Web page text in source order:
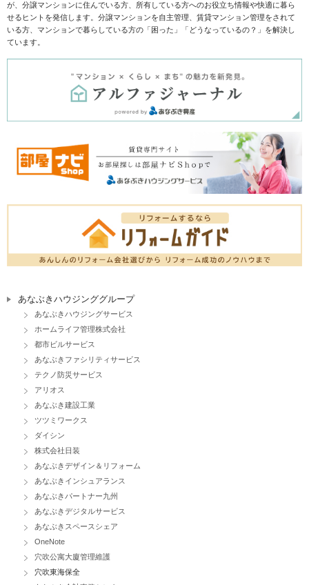
が、分譲マンションに住んでいる方、所有している方へのお役立ち情報や快適に暮ら
せるヒントを発信します。分譲マンションを自主管理、賃貸マンション管理をされて
いる方、マンションで暮らしている方の「困った」「どうなっているの？」を解決し
ています。
あなぶきハウジンググループ
あなぶきハウジングサービス
ホームライフ管理株式会社
都市ビルサービス
あなぶきファシリティサービス
テクノ防災サービス
アリオス
あなぶき建設工業
ツツミワークス
ダイシン
株式会社日装
あなぶきデザイン＆リフォーム
あなぶきインシュアランス
あなぶきパートナー九州
あなぶきデジタルサービス
あなぶきスペースシェア
OneNote
穴吹公寓大廈管理維護
穴吹東海保全